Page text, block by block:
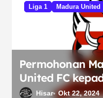
Liga 1 Madura United
Permohonan
United FC
Hisar Okt 22, 2024